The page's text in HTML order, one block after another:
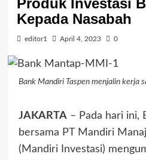
Produk Investasi
Kepada Nasabah
editor1 April 4, 2023 0
Bank Mandiri Taspen menjalin kerja
JAKARTA– Pada hari ini,
bersama PT Mandiri
(Mandiri Investasi)